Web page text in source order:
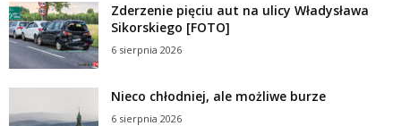
Zderzenie pięciu aut na ulicy Władysława
Sikorskiego [FOTO]
6 sierpnia 2026
Nieco chłodniej, ale możliwe burze
6 sierpnia 2026